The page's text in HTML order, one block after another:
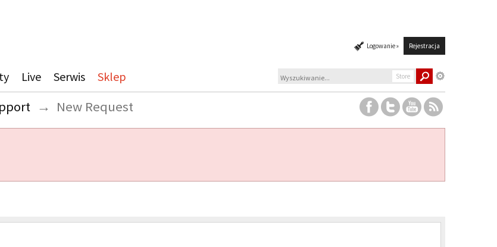
Logowanie » Rejestracja
Live Serwis Sklep Store
→ New Request